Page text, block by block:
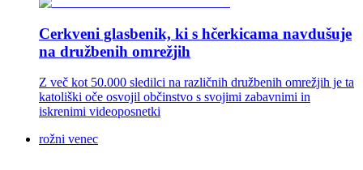
Cerkveni glasbenik, ki s hčerkicama navdušuje
na družbenih omrežjih
Z več kot 50.000 sledilci na različnih družbenih omrežjih je ta
katoliški oče osvojil občinstvo s svojimi zabavnimi in
iskrenimi videoposnetki
rožni venec